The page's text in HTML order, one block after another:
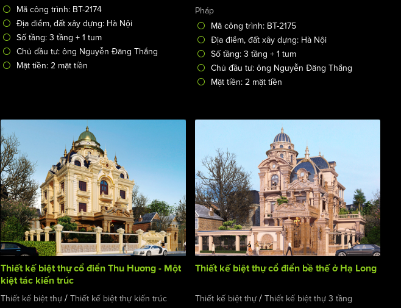
Mã công trình: BT-2174
Địa điểm, đất xây dựng: Hà Nội
Số tầng: 3 tầng + 1 tum
Chủ đầu tư: ông Nguyễn Đăng Thắng
Mặt tiền: 2 mặt tiền
Pháp
Mã công trình: BT-2175
Địa điểm, đất xây dựng: Hà Nội
Số tầng: 3 tầng + 1 tum
Chủ đầu tư: ông Nguyễn Đăng Thắng
Mặt tiền: 2 mặt tiền
Thiết kế biệt thự cổ điển Thu Hương - Một
kiệt tác kiến trúc
Thiết kế biệt thự/ Thiết kế biệt thự kiến trúc
Thiết kế biệt thự cổ điển bề thế ở Hạ Long
Thiết kế biệt thự /Thiết kế biệt thự 3 tầng